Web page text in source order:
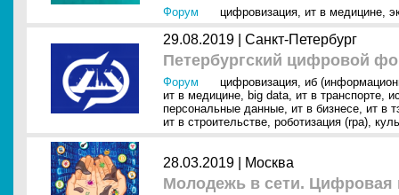
Форум цифровизация, ит в медицине,
29.08.2019 | Санкт-Петербург
Петербургский цифровой
Форум цифровизация, иб
ит в медицине, big data, ит в транспорте,
персональные данные, ит в бизнесе, ит в
ит в строительстве, роботизация (rpa),
28.03.2019 | Москва
Молодежь в сети. Цифровая